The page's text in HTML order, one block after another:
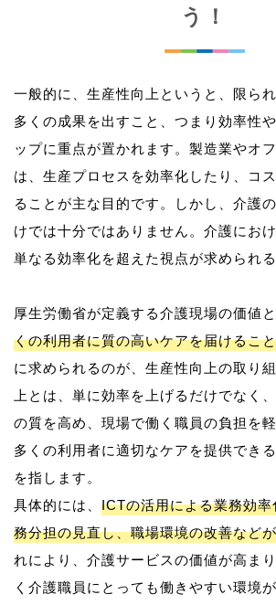
う！
一般的に、生産性向上というと、限ら
多くの成果を出すこと、つまり効率性
ップに重点が置かれます。製造業やオ
は、生産プロセスを効率化したり、コ
ることが主な目的です。しかし、介護
けでは十分ではありません。介護にお
単なる効率化を超えた視点が求められる
厚生労働省が定義する介護現場の価値と
くの利用者に質の高いケアを届けるこ
に求められるのが、生産性向上の取り
上とは、単に効率を上げるだけでなく
の質を高め、現場で働く職員の負担を
多くの利用者に適切なケアを提供でき
を指します。
具体的には、 ICTの活用による業務効
務分担の見直し、職場環境の改善など
れにより、介護サービスの価値が高ま
く介護職員にとっても働きやすい環境